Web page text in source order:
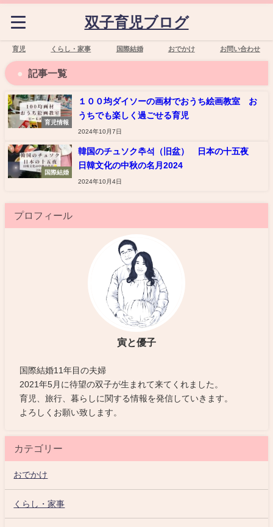
双子育児ブログ
育児 くらし・家事 国際結婚 おでかけ お問い合わせ
記事一覧
育児情報
１００均ダイソーの画材でおうち絵画教室 お
うちでも楽しく過ごせる育児
2024年10月7日
国際結婚
韓国のチュソク추석（旧盆） 日本の十五夜
日韓文化の中秋の名月2024
2024年10月4日
プロフィール
寅と優子
国際結婚11年目の夫婦
2021年5月に待望の双子が生まれて来てくれました。
育児、旅行、暮らしに関する情報を発信していきます。
よろしくお願い致します。
カテゴリー
おでかけ
くらし・家事